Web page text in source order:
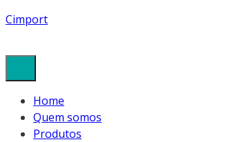
Cimport
Home
Quem somos
Produtos